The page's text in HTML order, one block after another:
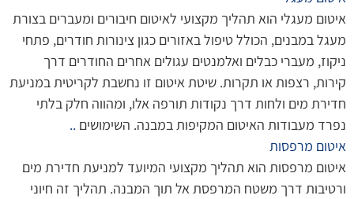
איטום מעגלי הוא תהליך מקצועי לאיטום חיבורים ומעברים בצורת
מעגל במבנים, הכולל טיפול באזורים כגון צינורות חודרים, פתחי
ניקוז, מעברי כבלים ואלמנטים עגולים אחרים החודרים דרך
קירות, רצפות או תקרות. שיטת איטום זו נחשבת לקריטית במניעת
חדירת מים ולחות דרך נקודות תורפה אלו, ומהווה חלק בלתי
נפרד מעבודות האיטום המקיפות במבנה. השימושים ..
איטום מרפסות
איטום מרפסות הוא תהליך מקצועי המיועד למניעת חדירת מים
ורטיבות דרך משטח המרפסת אל תוך המבנה. תהליך זה חיוני